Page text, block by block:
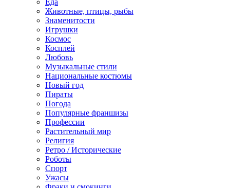
Еда
Животные, птицы, рыбы
Знаменитости
Игрушки
Космос
Косплей
Любовь
Музыкальные стили
Национальные костюмы
Новый год
Пираты
Погода
Популярные франшизы
Профессии
Растительный мир
Религия
Ретро / Исторические
Роботы
Спорт
Ужасы